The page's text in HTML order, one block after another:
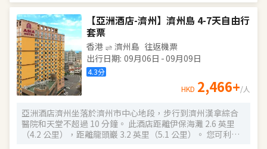
部分客房內設有平板電視, 清潔工具, 衣架, 電熱毯。 城市鄉村
酒店地理位置便捷，內部裝飾令人倍感舒適，是遊覽濟州島
時的理想住宿選擇。
【亞洲酒店-濟州】濟州島 4-7天自由行
套票
香港 濟州島 往返機票
出行日期: 09月06日 -09月09日
4.3分
HKD 2,466+/人
亞洲酒店濟州坐落於濟州市中心地段，步行到濟州漢拿綜合
醫院和天堂不超過 10 分鐘。 此酒店距離伊保海灘 2.6 英里
（4.2 公里），距離龍頭巖 3.2 英里（5.1 公里）。 您可利用